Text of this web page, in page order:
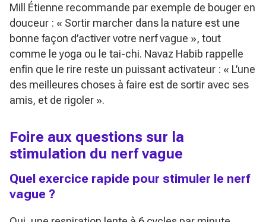
Mill Étienne recommande par exemple de bouger en
douceur : « Sortir marcher dans la nature est une
bonne façon d’activer votre nerf vague », tout
comme le yoga ou le tai-chi. Navaz Habib rappelle
enfin que le rire reste un puissant activateur : « L’une
des meilleures choses à faire est de sortir avec ses
amis, et de rigoler ».
Foire aux questions sur la
stimulation du nerf vague
Quel exercice rapide pour stimuler le nerf
vague ?